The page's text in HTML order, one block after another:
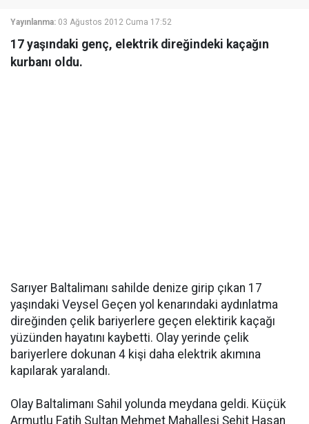
Yayınlanma: 03 Ağustos 2012 Cuma 17:52
17 yaşındaki genç, elektrik direğindeki kaçağın
kurbanı oldu.
Sarıyer Baltalimanı sahilde denize girip çıkan 17
yaşındaki Veysel Geçen yol kenarındaki aydınlatma
direğinden çelik bariyerlere geçen elektirik kaçağı
yüzünden hayatını kaybetti. Olay yerinde çelik
bariyerlere dokunan 4 kişi daha elektrik akımına
kapılarak yaralandı.
Olay Baltalimanı Sahil yolunda meydana geldi. Küçük
Armutlu Fatih Sultan Mehmet Mahallesi Şehit Hasan